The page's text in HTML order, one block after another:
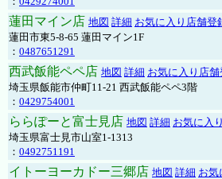
蓮田マイン店 地図 詳細 お気に入り店舗登
蓮田市東5-8-65 蓮田マイン1F
： 0487651291
西武飯能ペペ店 地図 詳細 お気に入り店舗
埼玉県飯能市仲町11-21 西武飯能ペペ3階
： 0429754001
ららぽーと富士見店 地図 詳細 お気に入
埼玉県富士見市山室1-1313
： 0492751191
イトーヨーカドー三郷店 地図 詳細 お気